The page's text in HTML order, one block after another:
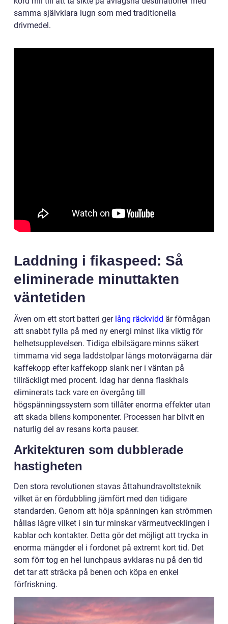
samma självklara lugn som med traditionella
drivmedel.
Laddning i fikaspeed: Så
eliminerade minuttakten
väntetiden
Även om ett stort batteri ger lång räckvidd är förmågan
att snabbt fylla på med ny energi minst lika viktig för
helhetsupplevelsen. Tidiga elbilsägare minns säkert
timmarna vid sega laddstolpar längs motorvägarna där
kaffekopp efter kaffekopp slank ner i väntan på
tillräckligt med procent. Idag har denna flaskhals
eliminerats tack vare en övergång till
högspänningssystem som tillåter enorma effekter utan
att skada bilens komponenter. Processen har blivit en
naturlig del av resans korta pauser.
Arkitekturen som dubblerade
hastigheten
Den stora revolutionen stavas åttahundravoltsteknik
vilket är en fördubbling jämfört med den tidigare
standarden. Genom att höja spänningen kan strömmen
hållas lägre vilket i sin tur minskar värmeutvecklingen i
kablar och kontakter. Detta gör det möjligt att trycka in
enorma mängder el i fordonet på extremt kort tid. Det
som förr tog en hel lunchpaus avklaras nu på den tid
det tar att sträcka på benen och köpa en enkel
förfriskning.